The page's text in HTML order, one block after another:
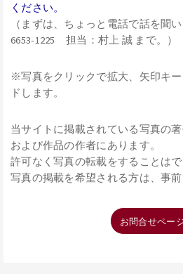
ください。
（まずは、ちょっと電話で話を聞
6653-1225 担当：村上 誠 まで。）
※写真をクリックで拡大、矢印キ
ドします。
当サイトに掲載されている写真の
および作品の作者にあります。
許可なく写真の転載をすることはで
写真の掲載を希望される方は、事前
お問合せペー